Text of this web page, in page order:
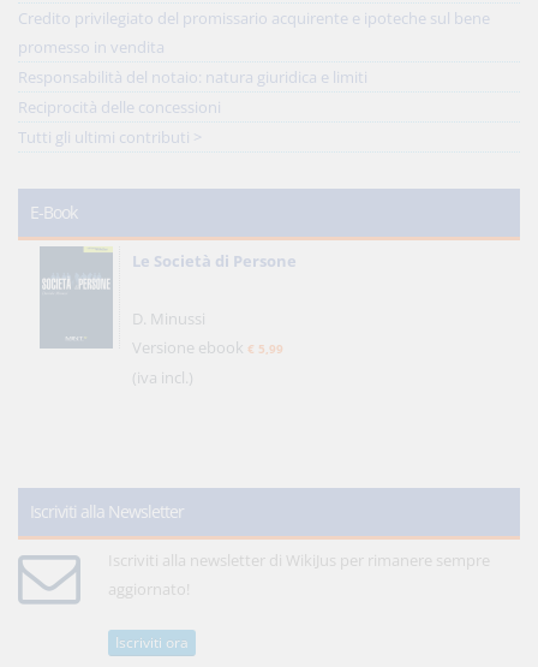
Credito privilegiato del promissario acquirente e ipoteche sul bene
promesso in vendita
Responsabilità del notaio: natura giuridica e limiti
Reciprocità delle concessioni
Tutti gli ultimi contributi >
E-Book
Le Società di Persone
D. Minussi
Versione ebook € 5,99
(iva incl.)
Iscriviti alla Newsletter
Iscriviti alla newsletter di WikiJus per rimanere sempre
aggiornato!
Iscriviti ora